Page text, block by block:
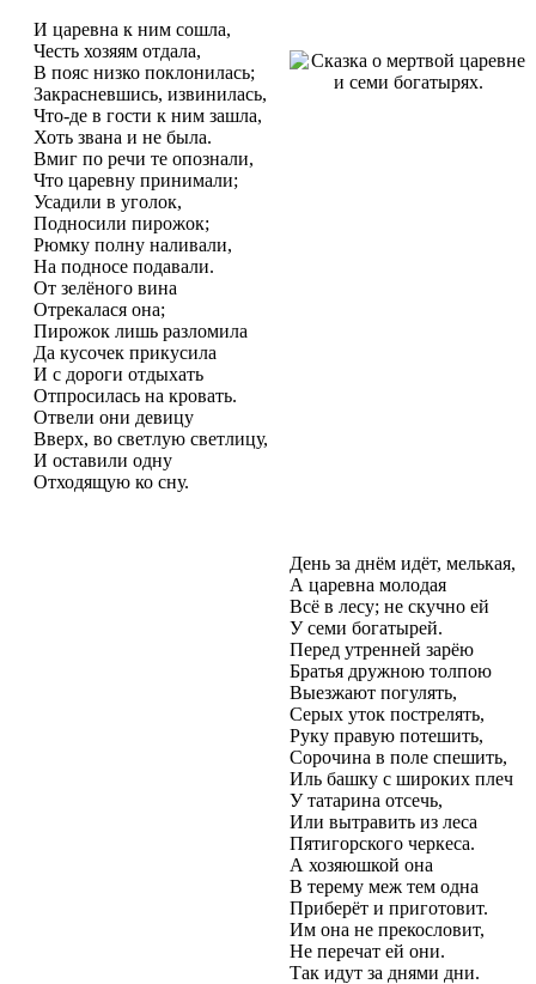
И царевна к ним сошла,
Честь хозяям отдала,
В пояс низко поклонилась;
Закрасневшись, извинилась,
Что-де в гости к ним зашла,
Хоть звана и не была.
Вмиг по речи те опознали,
Что царевну принимали;
Усадили в уголок,
Подносили пирожок;
Рюмку полну наливали,
На подносе подавали.
От зелёного вина
Отрекалася она;
Пирожок лишь разломила
Да кусочек прикусила
И с дороги отдыхать
Отпросилась на кровать.
Отвели они девицу
Вверх, во светлую светлицу,
И оставили одну
Отходящую ко сну.
День за днём идёт, мелькая,
А царевна молодая
Всё в лесу; не скучно ей
У семи богатырей.
Перед утренней зарёю
Братья дружною толпою
Выезжают погулять,
Серых уток пострелять,
Руку правую потешить,
Сорочина в поле спешить,
Иль башку с широких плеч
У татарина отсечь,
Или вытравить из леса
Пятигорского черкеса.
А хозяюшкой она
В терему меж тем одна
Приберёт и приготовит.
Им она не прекословит,
Не перечат ей они.
Так идут за днями дни.